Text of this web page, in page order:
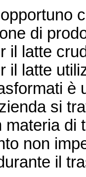
di
il latte
il latte
è
si
materia di
non
il